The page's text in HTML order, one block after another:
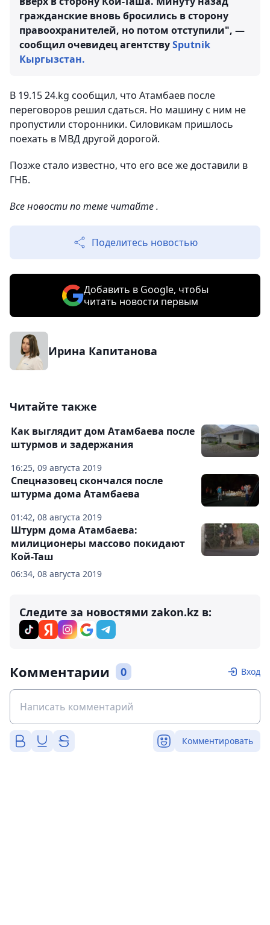
гражданские вновь бросились в сторону
правоохранителей, но потом отступили", —
сообщил очевидец агентствуSputnik
Кыргызстан.
В 19.15 24.kg сообщил, что Атамбаев после
переговоров решил сдаться. Но машину с ним не
пропустили сторонники. Силовикам пришлось
поехать в МВД другой дорогой.
Позже стало известно, что его все же доставили в
ГНБ.
Все новости по теме читайте .
Поделитесь новостью
Добавить в Google, чтобы
читать новости первым
Ирина Капитанова
Читайте также
16:25, 09 августа 2019
Как выглядит дом Атамбаева после
штурмов и задержания
01:42, 08 августа 2019
Спецназовец скончался после
штурма дома Атамбаева
06:34, 08 августа 2019
Штурм дома Атамбаева:
милиционеры массово покидают
Кой-Таш
Следите за новостями zakon.kz в:
Комментарии 0 Вход
Комментировать